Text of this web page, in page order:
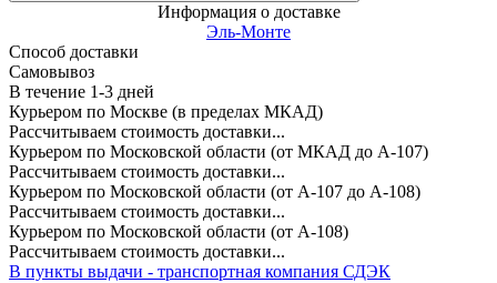
Информация о доставке
Эль-Монте
Способ доставки
Самовывоз
В течение 1-3 дней
Курьером по Москве (в пределах МКАД)
Рассчитываем стоимость доставки...
Курьером по Московской области (от МКАД до А-107)
Рассчитываем стоимость доставки...
Курьером по Московской области (от А-107 до А-108)
Рассчитываем стоимость доставки...
Курьером по Московской области (от А-108)
Рассчитываем стоимость доставки...
В пункты выдачи - транспортная компания СДЭК